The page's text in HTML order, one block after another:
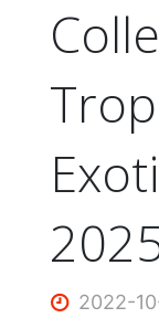
2022-